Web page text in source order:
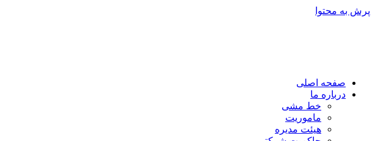
پرش به محتوا
صفحه اصلی
درباره ما
خط مشی
ماموریت
هیئت مدیره